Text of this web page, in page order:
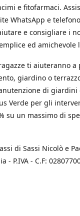
e fitofarmaci.
WhatsApp e
e consigliare i
ed amichevole
ti aiuteranno
giardino o
di
Verde per gli
su un massimo di
di Sassi Nicolò e
- P.IVA - C.F: